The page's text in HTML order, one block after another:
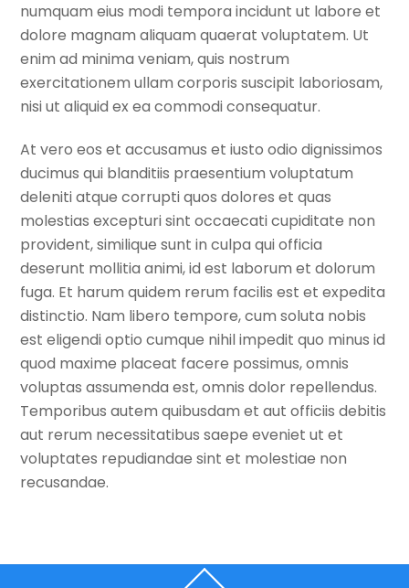
numquam eius modi tempora incidunt ut labore et
dolore magnam aliquam quaerat voluptatem. Ut
enim ad minima veniam, quis nostrum
exercitationem ullam corporis suscipit laboriosam,
nisi ut aliquid ex ea commodi consequatur.
At vero eos et accusamus et iusto odio dignissimos
ducimus qui blanditiis praesentium voluptatum
deleniti atque corrupti quos dolores et quas
molestias excepturi sint occaecati cupiditate non
provident, similique sunt in culpa qui officia
deserunt mollitia animi, id est laborum et dolorum
fuga. Et harum quidem rerum facilis est et expedita
distinctio. Nam libero tempore, cum soluta nobis
est eligendi optio cumque nihil impedit quo minus id
quod maxime placeat facere possimus, omnis
voluptas assumenda est, omnis dolor repellendus.
Temporibus autem quibusdam et aut officiis debitis
aut rerum necessitatibus saepe eveniet ut et
voluptates repudiandae sint et molestiae non
recusandae.